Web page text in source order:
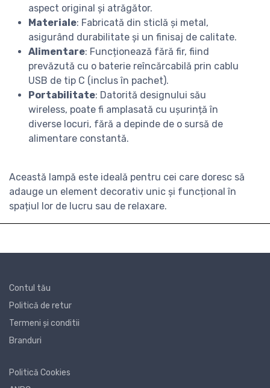
aspect original și atrăgător.
Materiale: Fabricată din sticlă și metal,
asigurând durabilitate și un finisaj de calitate.
Alimentare: Funcționează fără fir, fiind
prevăzută cu o baterie reîncărcabilă prin cablu
USB de tip C (inclus în pachet).
Portabilitate: Datorită designului său
wireless, poate fi amplasată cu ușurință în
diverse locuri, fără a depinde de o sursă de
alimentare constantă.
Această lampă este ideală pentru cei care doresc să
adauge un element decorativ unic și funcțional în
spațiul lor de lucru sau de relaxare.
Contul tău
Politică de retur
Termeni și conditii
Branduri
Politică Cookies